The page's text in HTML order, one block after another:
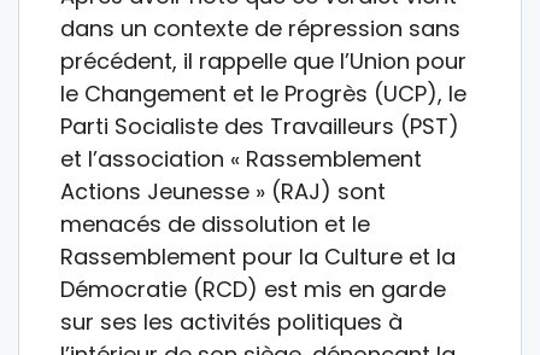
dans un contexte de répression sans
précédent, il rappelle que l’Union pour
le Changement et le Progrès (UCP), le
Parti Socialiste des Travailleurs (PST)
et l’association « Rassemblement
Actions Jeunesse » (RAJ) sont
menacés de dissolution et le
Rassemblement pour la Culture et la
Démocratie (RCD) est mis en garde
sur ses les activités politiques à